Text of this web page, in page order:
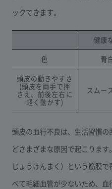
ックできます。
健康
色 青
頭皮の動きやすさ
(頭皮を両手で押
さえ、前後左右に
軽く動かす)
スムー
頭皮の血行不良は、生活習慣
どさまざまな原因で起こりま
じょうけんまく）という筋膜
べて毛細血管が少ないため、血